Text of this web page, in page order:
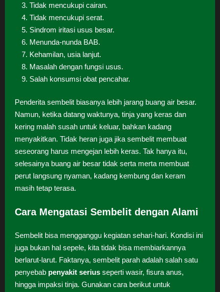
Tidak mencukupi cairan.
Tidak mencukupi serat.
Sindrom iritasi usus besar.
Menunda-nunda BAB.
Kehamilan, usia lanjut.
Masalah dengan fungsi usus.
Salah konsumsi obat pencahar.
Penderita sembelit biasanya lebih jarang buang air besar.
Namun, ketika datang waktunya, tinja yang keras dan
kering malah susah untuk keluar, bahkan kadang
menyakitkan. Tidak heran juga jika sembelit membuat
seseorang harus mengejan lebih keras. Tak hanya itu,
selesainya buang air besar tidak serta merta membuat
perut langsung nyaman, kadang kembung dan keram
masih tetap terasa.
Cara Mengatasi Sembelit dengan Alami
Sembelit bisa mengganggu kegiatan sehari-hari. Kondisi ini
juga bukan hal sepele, kita tidak bisa membiarkannya
berlarut-larut. Faktanya, sembelit parah adalah salah satu
penyebab penyakit serius seperti wasir, fisura anus,
hingga impaksi tinja. Gunakan cara berikut untuk